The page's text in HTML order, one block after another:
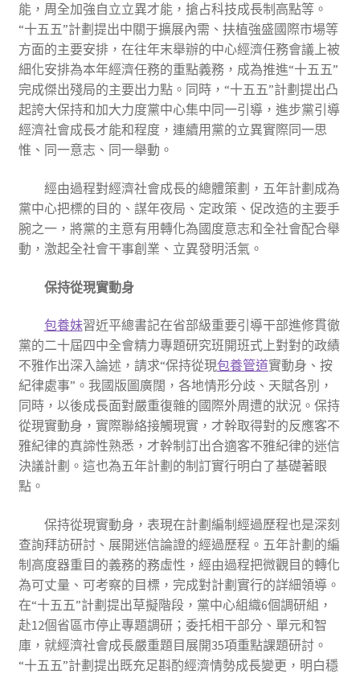
能，周全加強自立立異才能，搶占科技成長制高點等。
“十五五”計劃提出中關于擴展內需、扶植強盛國際市場等
方面的主要安排，在往年末舉辦的中心經濟任務會議上被
細化安排為本年經濟任務的重點義務，成為推進“十五五”
完成傑出殘局的主要出力點。同時，“十五五”計劃提出凸
起誇大保持和加大力度黨中心集中同一引導，進步黨引導
經濟社會成長才能和程度，連續用黨的立異實際同一思
惟、同一意志、同一舉動。
經由過程對經濟社會成長的總體策劃，五年計劃成為
黨中心把標的目的、謀年夜局、定政策、促改造的主要手
腕之一，將黨的主意有用轉化為國度意志和全社會配合舉
動，激起全社會干事創業、立異發明活氣。
保持從現實動身
包養妹習近平總書記在省部級重要引導干部進修貫徹
黨的二十屆四中全會精力專題研究班開班式上對對的政績
不雅作出深入論述，請求“保持從現包養管道實動身、按
紀律處事”。我國版圖廣闊，各地情形分歧、天賦各別，
同時，以後成長面對嚴重復雜的國際外周遭的狀況。保持
從現實動身，實際聯絡接觸現實，才幹取得對的反應客不
雅紀律的真諦性熟悉，才幹制訂出合適客不雅紀律的迷信
決議計劃。這也為五年計劃的制訂實行明白了基礎著眼
點。
保持從現實動身，表現在計劃編制經過歷程也是深刻
查詢拜訪研討、展開迷信論證的經過歷程。五年計劃的編
制高度器重目的義務的務虛性，經由過程把微觀目的轉化
為可丈量、可考察的目標，完成對計劃實行的詳細領導。
在“十五五”計劃提出草擬階段，黨中心組織6個調研組，
赴12個省區市停止專題調研；委托相干部分、單元和智
庫，就經濟社會成長嚴重題目展開35項重點課題研討。
“十五五”計劃提出既充足斟酌經濟情勢成長變更，明白穩